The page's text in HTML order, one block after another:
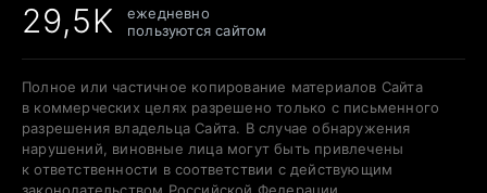
29,5K
ежедневно
пользуются сайтом
Полное или частичное копирование материалов Сайта
в коммерческих целях разрешено только с письменного
разрешения владельца Сайта. В случае обнаружения
нарушений, виновные лица могут быть привлечены
к ответственности в соответствии с действующим